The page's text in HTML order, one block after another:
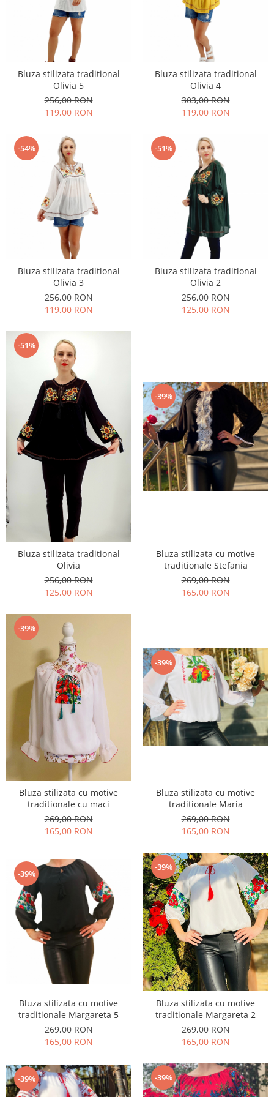
Treninguri
Ii traditionale
Rochii traditionale
Rochii Elegante
Costume populare
Fote & Catrinte
Incaltaminte
Bluza stilizata traditional
Olivia 5
256,00 RON
119,00 RON
Bluza stilizata traditional
Olivia 4
303,00 RON
119,00 RON
-54%
Bluza stilizata traditional
Olivia 3
256,00 RON
119,00 RON
-51%
Bluza stilizata traditional
Olivia 2
256,00 RON
125,00 RON
-51%
Bluza stilizata traditional
Olivia
256,00 RON
125,00 RON
-39%
Bluza stilizata cu motive
traditionale Stefania
269,00 RON
165,00 RON
-39%
Bluza stilizata cu motive
traditionale cu maci
269,00 RON
165,00 RON
-39%
Bluza stilizata cu motive
traditionale Maria
269,00 RON
165,00 RON
-39%
Bluza stilizata cu motive
traditionale Margareta 5
269,00 RON
165,00 RON
-39%
Bluza stilizata cu motive
traditionale Margareta 2
269,00 RON
165,00 RON
-39% -39%